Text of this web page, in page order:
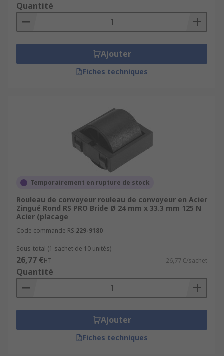
Quantité
Ajouter
Fiches techniques
Temporairement en rupture de stock
Rouleau de convoyeur rouleau de convoyeur en Acier
Zingué Rond RS PRO Bride Ø 24 mm x 33.3 mm 125 N
Acier (placage
Code commande RS 229-9180
Sous-total (1 sachet de 10 unités)
26,77 €HT 26,77 €/sachet
Quantité
Ajouter
Fiches techniques